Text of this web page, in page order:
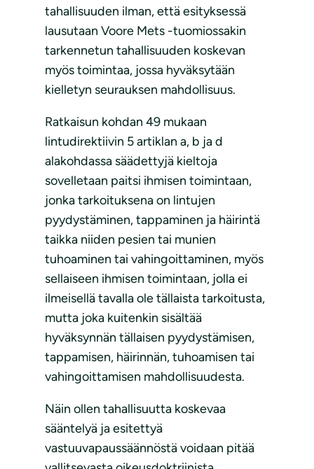
tahallisuuden ilman, että esityksessä
lausutaan Voore Mets -tuomiossakin
tarkennetun tahallisuuden koskevan
myös toimintaa, jossa hyväksytään
kielletyn seurauksen mahdollisuus.
Ratkaisun kohdan 49 mukaan
lintudirektiivin 5 artiklan a, b ja d
alakohdassa säädettyjä kieltoja
sovelletaan paitsi ihmisen toimintaan,
jonka tarkoituksena on lintujen
pyydystäminen, tappaminen ja häirintä
taikka niiden pesien tai munien
tuhoaminen tai vahingoittaminen, myös
sellaiseen ihmisen toimintaan, jolla ei
ilmeisellä tavalla ole tällaista tarkoitusta,
mutta joka kuitenkin sisältää
hyväksynnän tällaisen pyydystämisen,
tappamisen, häirinnän, tuhoamisen tai
vahingoittamisen mahdollisuudesta.
Näin ollen tahallisuutta koskevaa
sääntelyä ja esitettyä
vastuuvapaussäännöstä voidaan pitää